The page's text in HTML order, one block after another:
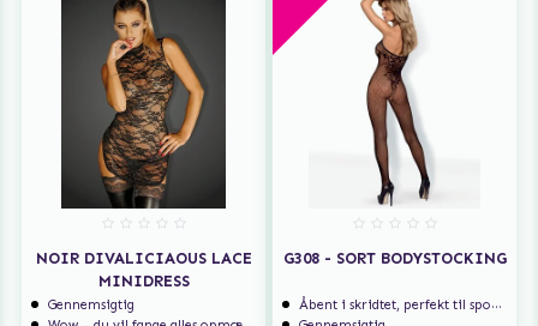
NOIR DIVALICIAOUS LACE
MINIDRESS
Gennemsigtig
G308 - SORT BODYSTOCKING
Åbent i skridtet, perfekt til spontan sex